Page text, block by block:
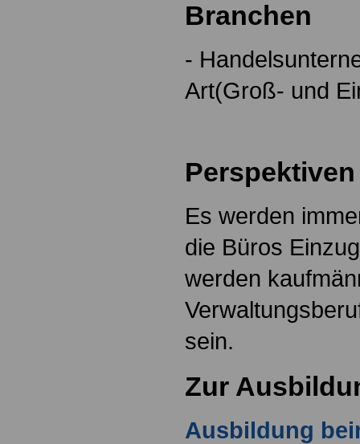
Branchen
-
Art(Groß- und
Perspektiven
Es werden
die Büros
werden
sein.
Zur
Ausbildung